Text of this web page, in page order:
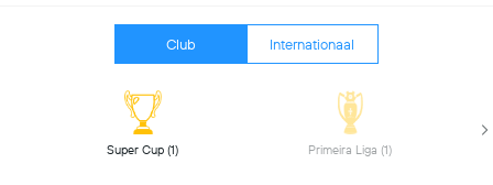
Club Internationaal